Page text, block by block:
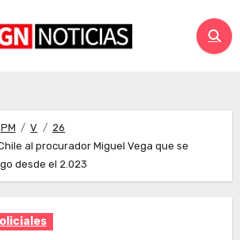
PM V
26
al procurador Miguel Vega que se
desde el 2.023